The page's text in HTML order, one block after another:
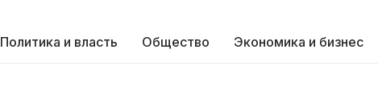
Политика и власть Общество Экономика и бизнес